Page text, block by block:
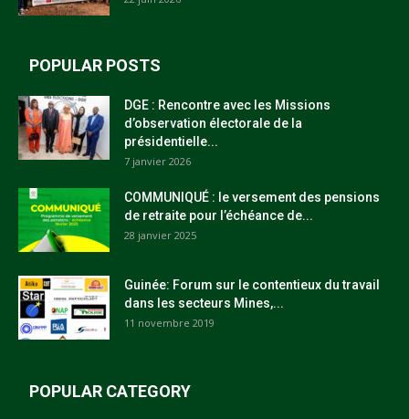
POPULAR POSTS
DGE : Rencontre avec les Missions
d’observation électorale de la
présidentielle...
7 janvier 2026
COMMUNIQUÉ : le versement des pensions
de retraite pour l’échéance de...
28 janvier 2025
Guinée: Forum sur le contentieux du travail
dans les secteurs Mines,...
11 novembre 2019
POPULAR CATEGORY